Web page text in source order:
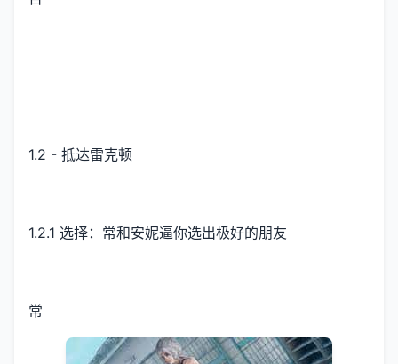
1.2 - 抵达雷克顿
1.2.1 选择：常和安妮逼你选出极好的朋友
常